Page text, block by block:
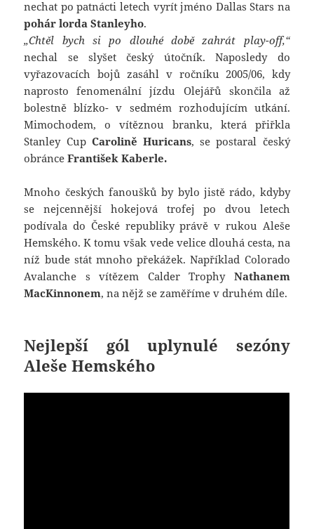
nechat po patnácti letech vyrít jméno Dallas Stars na
pohár lorda Stanleyho.
„Chtěl bych si po dlouhé době zahrát play-off,“
nechal se slyšet český útočník. Naposledy do
vyřazovacích bojů zasáhl v ročníku 2005/06, kdy
naprosto fenomenální jízdu Olejářů skončila až
bolestně blízko- v sedmém rozhodujícím utkání.
Mimochodem, o vítěznou branku, která přiřkla
Stanley Cup Carolině Huricans, se postaral český
obránceFrantišek Kaberle.
Mnoho českých fanoušků by bylo jistě rádo, kdyby
se nejcennější hokejová trofej po dvou letech
podívala do České republiky právě v rukou Aleše
Hemského. K tomu však vede velice dlouhá cesta, na
níž bude stát mnoho překážek. Například Colorado
Avalanche s vítězem Calder Trophy Nathanem
MacKinnonem, na nějž se zaměříme v druhém díle.
Nejlepší gól uplynulé sezóny
Aleše Hemského